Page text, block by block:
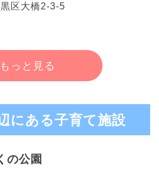
区大橋2-3-5
もっと見る
にある子育て施設
の公園